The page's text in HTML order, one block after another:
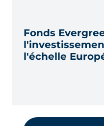
Fonds
l'échelle